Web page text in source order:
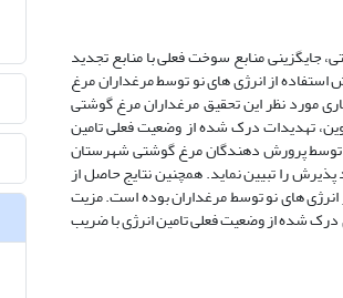
جایگزینی منابع سوخت فعلی با منابع تجدید
از انرژی های نو توسط مرغداران مرغ
مورد نظر این تحقیق مرغداران مرغ گوشتی
تهدیدات درک شده از وضعیت فعلی تامین
توسط پرورش دهندگان مرغ گوشتی شهرستان
مدل ارائه شده در این تحقیق توانست 2/81 درصد واریانس فرآیند پذیرش را تبیین نماید. همچنین نتایج حاصل از
در پذیرش مرغداران در استفاده از انرژی های نو توسط مرغداران بوده است. مزیت
324/0 دومین، مهیا بودن شرایط با ضریب تاثیر کل 322/0 سومین و تهدید های درک شده از وضعیت فعلی تامین انرژی با ضریب